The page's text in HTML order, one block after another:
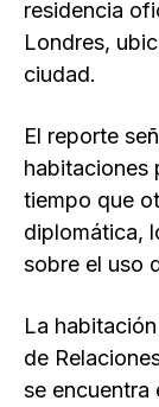
residencia
Londres,
ciudad.
El reporte
habitaciones
tiempo que
diplomática,
sobre el uso
La
de
se encuentra